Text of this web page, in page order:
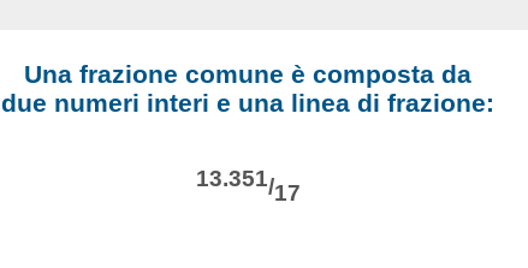
Una frazione comune è composta da
due numeri interi e una linea di frazione:
13.351/17